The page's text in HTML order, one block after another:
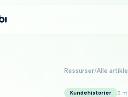
Ressurser/Alle
Kundehistorier 5